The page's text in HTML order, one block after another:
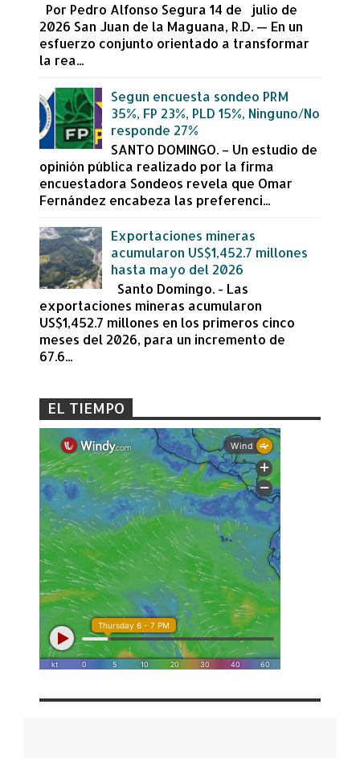
Por Pedro Alfonso Segura 14 de julio de
2026 San Juan de la Maguana, R.D. — En un
esfuerzo conjunto orientado a transformar
la rea...
Segun encuesta sondeo PRM
35%, FP 23%, PLD 15%, Ninguno/No
responde 27%
SANTO DOMINGO. – Un estudio de
opinión pública realizado por la firma
encuestadora Sondeos revela que Omar
Fernández encabeza las preferenci...
Exportaciones mineras
acumularon US$1,452.7 millones
hasta mayo del 2026
Santo Domingo. - Las
exportaciones mineras acumularon
US$1,452.7 millones en los primeros cinco
meses del 2026, para un incremento de
67.6...
EL TIEMPO